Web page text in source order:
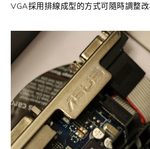
VGA採用排線成型的方式可隨時調整